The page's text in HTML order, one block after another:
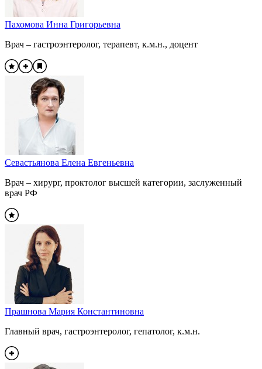
Пахомова Инна Григорьевна
Врач – гастроэнтеролог, терапевт, к.м.н., доцент
Севастьянова Елена Евгеньевна
Врач – хирург, проктолог высшей категории, заслуженный
врач РФ
Прашнова Мария Константиновна
Главный врач, гастроэнтеролог, гепатолог, к.м.н.